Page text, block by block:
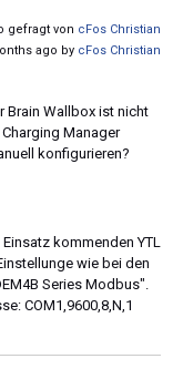
gefragt von cFos Christian
ago by cFos Christian
Brain Wallbox ist nicht
Manager
konfigurieren?
kommenden YTL
wie bei den
Series Modbus".
COM1,9600,8,N,1